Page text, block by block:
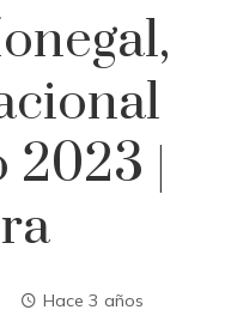
2023 |
Hace 3 años